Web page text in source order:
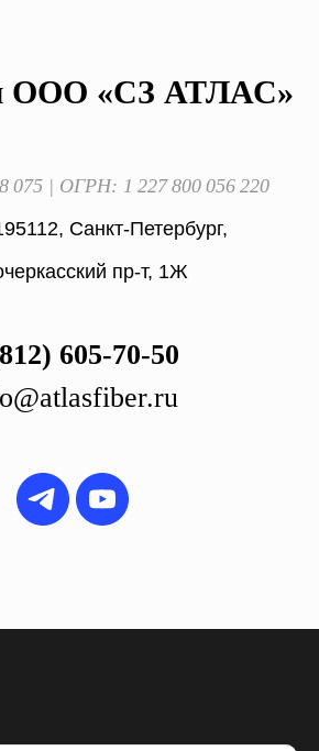
ООО «СЗ АТЛАС»
075 | ОГРН: 1 227 800 056 220
Санкт-Петербург,
пр-т, 1Ж
605-70-50